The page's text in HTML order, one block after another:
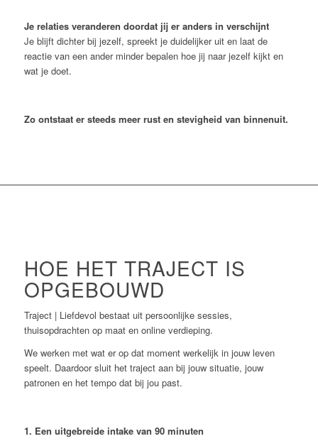
Je relaties veranderen doordat jij er anders in verschijnt
Je blijft dichter bij jezelf, spreekt je duidelijker uit en laat de
reactie van een ander minder bepalen hoe jij naar jezelf kijkt en
wat je doet.
Zo ontstaat er steeds meer rust en stevigheid van binnenuit.
HOE HET TRAJECT IS
OPGEBOUWD
Traject | Liefdevol bestaat uit persoonlijke sessies,
thuisopdrachten op maat en online verdieping.
We werken met wat er op dat moment werkelijk in jouw leven
speelt. Daardoor sluit het traject aan bij jouw situatie, jouw
patronen en het tempo dat bij jou past.
1. Een uitgebreide intake van 90 minuten